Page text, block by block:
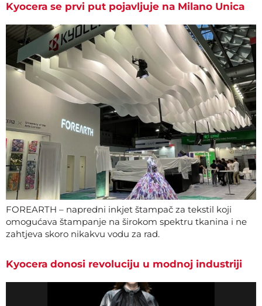
Kyocera se prvi put pojavljuje na Milano Unica
FOREARTH – napredni inkjet štampač za tekstil koji
omogućava štampanje na širokom spektru tkanina i ne
zahtjeva skoro nikakvu vodu za rad.
Kyocera donosi revoluciju u modnoj industriji